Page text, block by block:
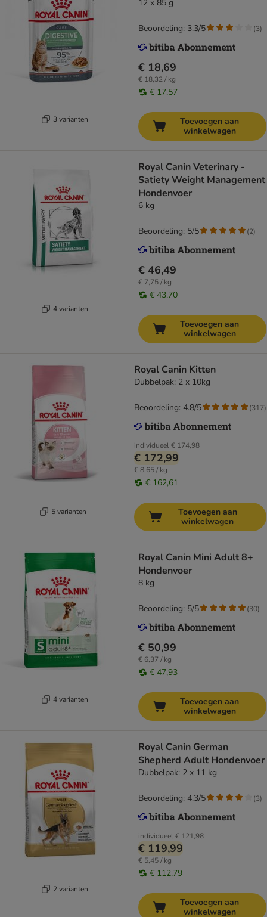
3 varianten
12 x 85 g
€ 18,69
€ 18,32 / kg
€ 17,57
Beoordeling: 3.3/5 (3)
Toevoegen aan
winkelwagen
4 varianten
Royal Canin Veterinary -
Satiety Weight Management
Hondenvoer
6 kg
€ 46,49
€ 7,75 / kg
€ 43,70
Beoordeling: 5/5 (2)
Toevoegen aan
winkelwagen
5 varianten
Royal Canin Kitten
Dubbelpak: 2 x 10kg
individueel€ 174,98
€ 172,99
€ 8,65 / kg
€ 162,61
Beoordeling: 4.8/5 (317)
Toevoegen aan
winkelwagen
4 varianten
Royal Canin Mini Adult 8+
Hondenvoer
8 kg
€ 50,99
€ 6,37 / kg
€ 47,93
Beoordeling: 5/5 (30)
Toevoegen aan
winkelwagen
2 varianten
Royal Canin German
Shepherd Adult Hondenvoer
Dubbelpak: 2 x 11 kg
individueel€ 121,98
€ 119,99
€ 5,45 / kg
€ 112,79
Beoordeling: 4.3/5 (3)
Toevoegen aan
winkelwagen